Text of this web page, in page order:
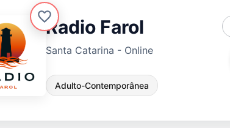
Radio Farol
Santa Catarina - Online
Adulto-Contemporânea